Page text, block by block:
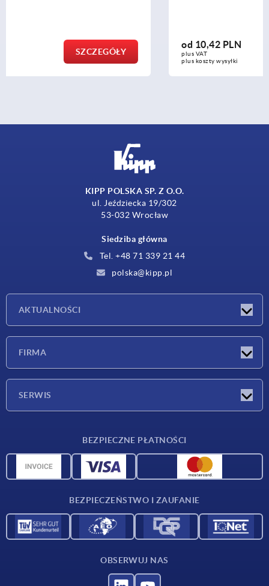
10,42 PLN
plus koszty wysyłki
SZCZEGÓŁY
KIPP POLSKA SP. Z O.O.
ul. Jeździecka 19/302
53-032 Wrocław
Siedziba główna
Tel. +48 71 339 21 44
polska@kipp.pl
AKTUALNOŚCI
FIRMA
SERWIS
Dane CAD
BEZPIECZNE PŁATNOŚCI
BEZPIECZEŃSTWO I ZAUFANIE
OBSERWUJ NAS